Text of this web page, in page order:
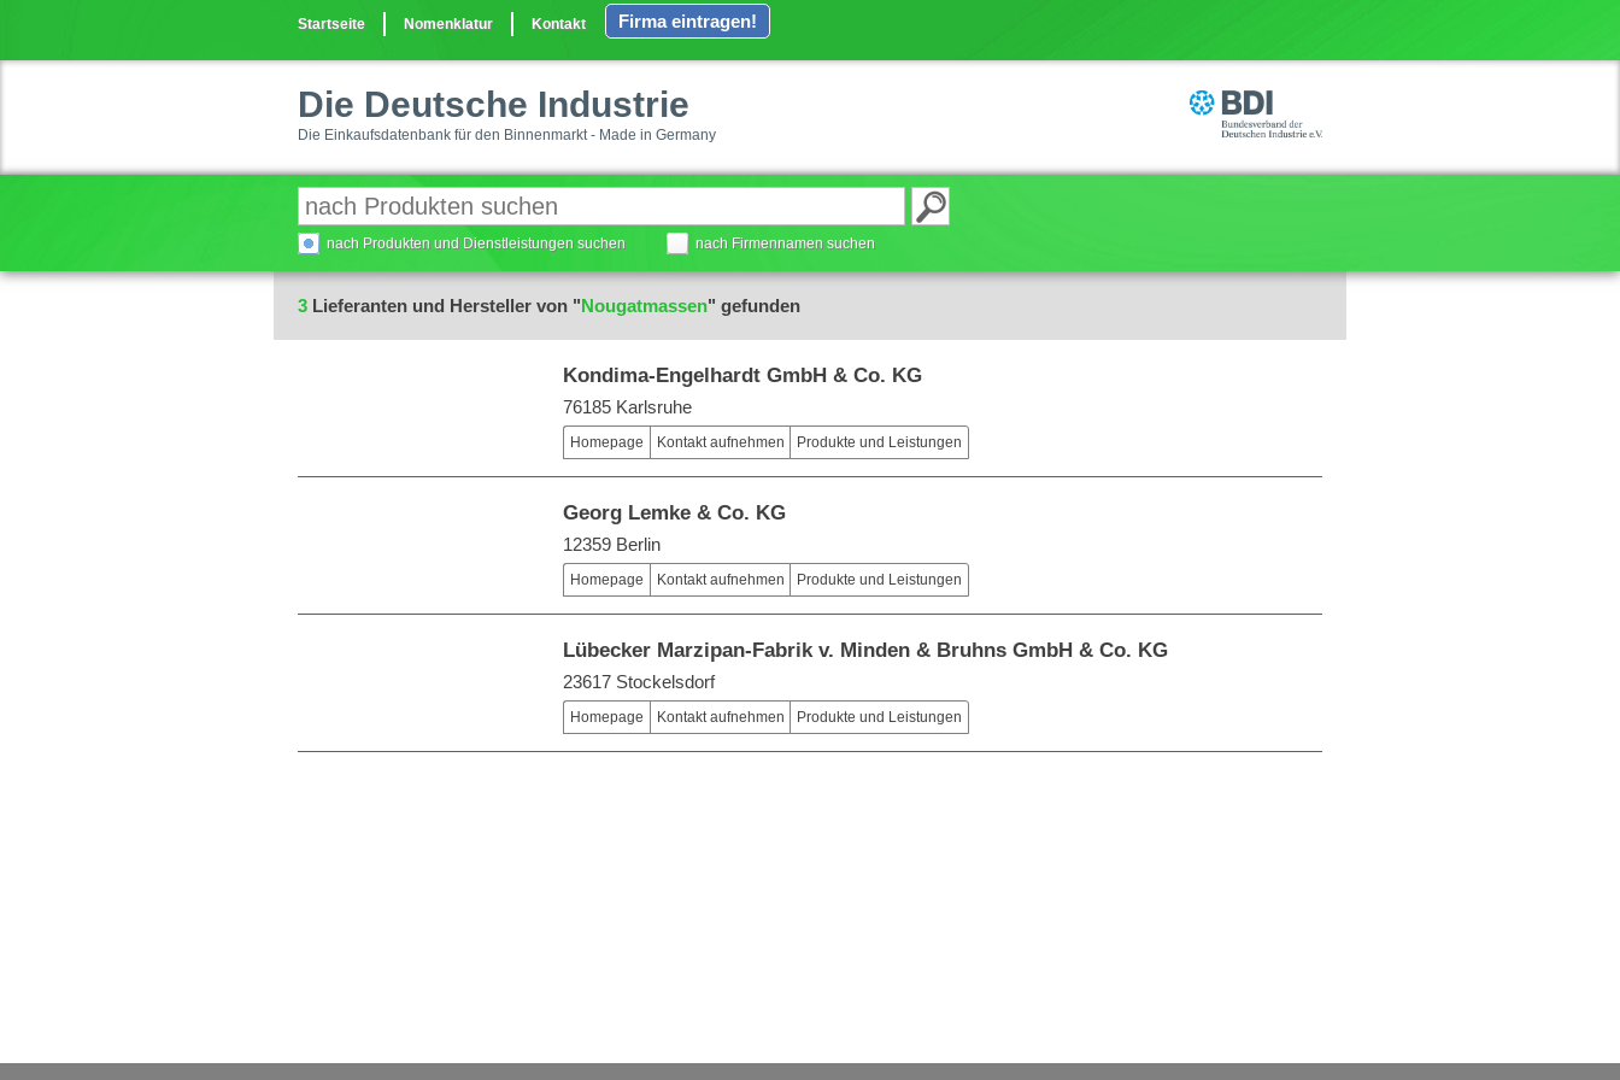
Startseite Nomenklatur Kontakt Firma eintragen!
Die Deutsche Industrie
Die Einkaufsdatenbank für den Binnenmarkt - Made in Germany
nach Produkten und Dienstleistungen suchen nach Firmennamen suchen
3 Lieferanten und Hersteller von "Nougatmassen" gefunden
Kondima-Engelhardt GmbH & Co. KG
76185 Karlsruhe
Homepage Kontakt aufnehmen Produkte und Leistungen
Georg Lemke & Co. KG
12359 Berlin
Homepage Kontakt aufnehmen Produkte und Leistungen
Lübecker Marzipan-Fabrik v. Minden & Bruhns GmbH & Co. KG
23617 Stockelsdorf
Homepage Kontakt aufnehmen Produkte und Leistungen